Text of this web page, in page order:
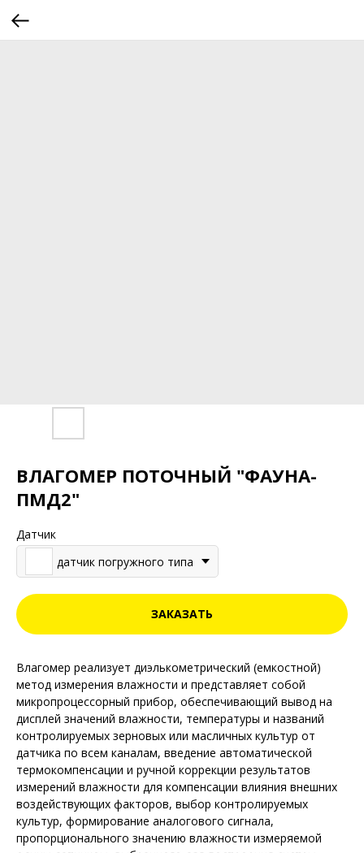
ВЛАГОМЕР ПОТОЧНЫЙ "ФАУНА-
ПМД2"
Датчик
датчик погружного типа
ЗАКАЗАТЬ
Влагомер реализует диэлькометрический (емкостной)
метод измерения влажности и представляет собой
микропроцессорный прибор, обеспечивающий вывод на
дисплей значений влажности, температуры и названий
контролируемых зерновых или масличных культур от
датчика по всем каналам, введение автоматической
термокомпенсации и ручной коррекции результатов
измерений влажности для компенсации влияния внешних
воздействующих факторов, выбор контролируемых
культур, формирование аналогового сигнала,
пропорционального значению влажности измеряемой